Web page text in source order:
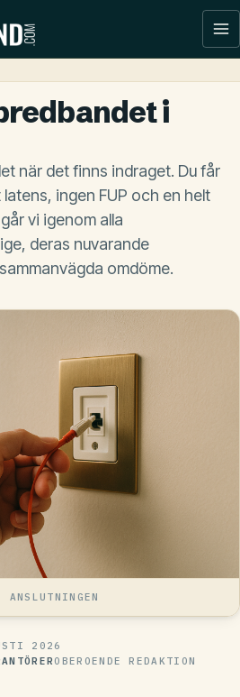
i
när det finns indraget. Du får
ingen FUP och en helt
vi igenom alla
deras nuvarande
omdöme.
2026
OBEROENDE REDAKTION